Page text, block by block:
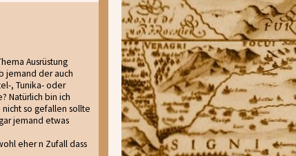
Ausrüstung
jemand der auch
, Tunika- oder
Natürlich bin ich
so gefallen sollte
jemand etwas
eher n Zufall dass